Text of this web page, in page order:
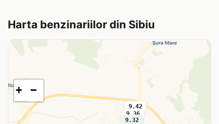
Harta benzinariilor din Sibiu
9.32
9.36
9.42
+ −